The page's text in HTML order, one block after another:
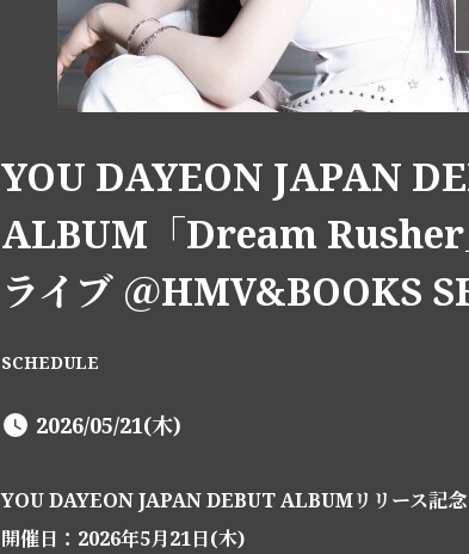
YOU DAYEON JAPAN
ALBUM「Dream Rusher
ライブ ＠HMV&BOOKS
SCHEDULE
2026/05/21(木)
YOU DAYEON JAPAN DEBUT ALBUMリリース記
開催日：2026年5月21日(木)